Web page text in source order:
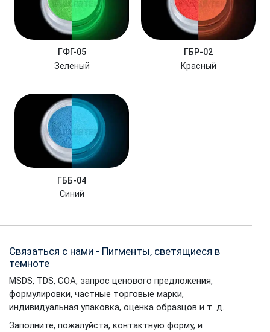
ГФГ-05
Зеленый
ГБР-02
Красный
ГББ-04
Синий
Связаться с нами - Пигменты, светящиеся в
темноте
MSDS, TDS, COA, запрос ценового предложения,
формулировки, частные торговые марки,
индивидуальная упаковка, оценка образцов и т. д.
Заполните, пожалуйста, контактную форму, и